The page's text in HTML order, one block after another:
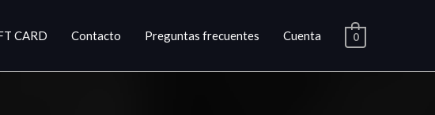
CARD Contacto Preguntas frecuentes Cuenta 0